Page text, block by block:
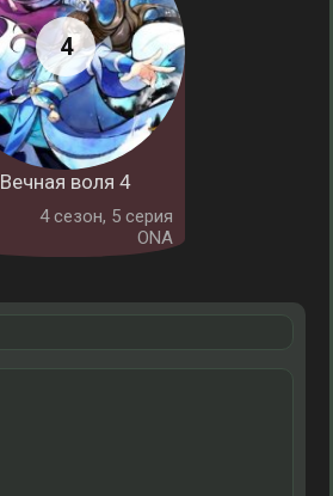
Вечная воля 4
4 cезон, 5 серия
ONA